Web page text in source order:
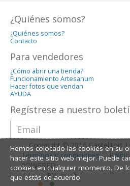
¿Quiénes somos?
¿Quiénes somos?
Contacto
Para vendedores
¿Cómo abrir una tienda?
Funcionamiento Artesanum
Hacer fotos que vendan
AYUDA
Regístrese a nuestro
Copyright © 2016 Castelltort
Términos y condiciones
POWERED
BY
Hemos colocado las cookies en su
hacer este sitio web mejor. Puede
cookies en cualquier momento. De
que estás de acuerdo.